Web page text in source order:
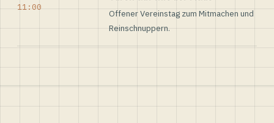
11:00
Offener Vereinstag zum Mitmachen und
Reinschnuppern.